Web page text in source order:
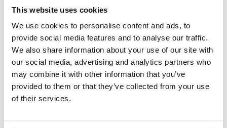
This website uses cookies
We use cookies to personalise content and ads, to
provide social media features and to analyse our traffic.
We also share information about your use of our site with
our social media, advertising and analytics partners who
may combine it with other information that you’ve
provided to them or that they’ve collected from your use
of their services.
Cała nauka opiera się na elektryczności statycznej
Prawdopodobnie chociaż raz doświadczyłaś elektryzowania się
włosów, co najprawdopodobniej nie było przyjemnym
doświadczeniem. Jednak w tym przypadku nie musisz się martwić.
Elektryczność statyczna we włóknach włosów nie powoduje
dyskomfortu.Ale konieczne jest utrzymanie ich na miejscu.
Nałożone na przerzedzone miejsca, wiążą się z włosami. Gdybyśmy
przyjrzeli się temu jeszcze raz pod mikroskopem, zobaczylibyśmy
włókna włosów przyczepione do włosów w sposób przypominający
igły na gałązce. Dzięki temu włosy stają się optycznie zagęszczone,
ale dyskretnie, ponieważ